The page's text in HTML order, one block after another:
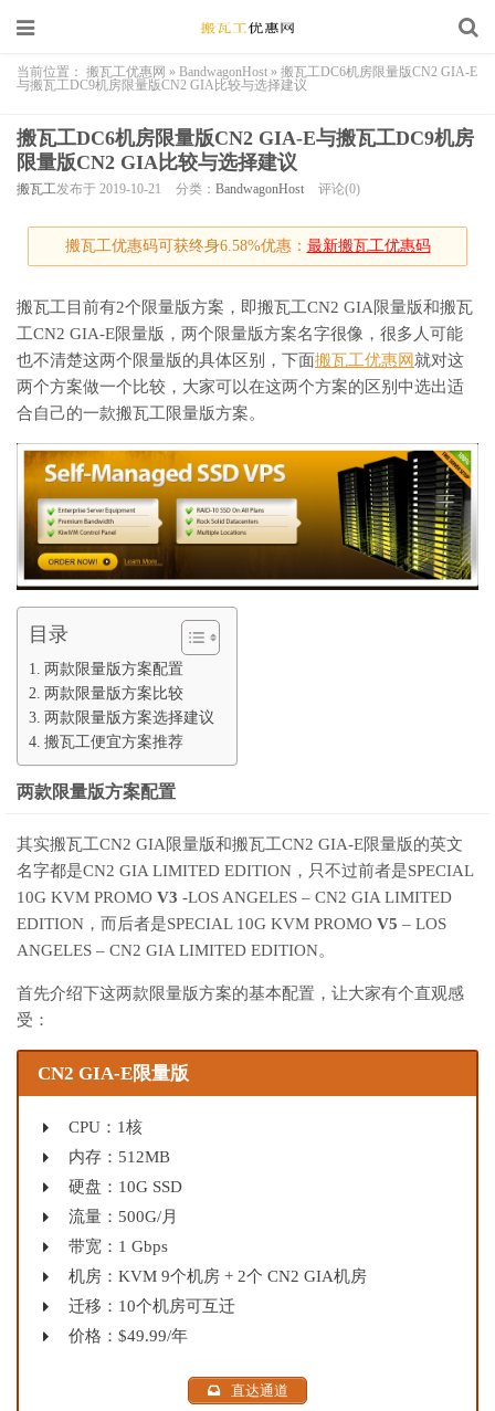
当前位置： 搬瓦工优惠网 » BandwagonHost » 搬瓦工DC6机房限量版CN2 GIA-E
与搬瓦工DC9机房限量版CN2 GIA比较与选择建议
搬瓦工DC6机房限量版CN2 GIA-E与搬瓦工DC9机房
限量版CN2 GIA比较与选择建议
搬瓦工发布于 2019-10-21 分类： BandwagonHost 评论(0)
搬瓦工优惠码可获终身6.58%优惠： 最新搬瓦工优惠码
搬瓦工目前有2个限量版方案，即搬瓦工CN2 GIA限量版和搬瓦
工CN2 GIA-E限量版，两个限量版方案名字很像，很多人可能
也不清楚这两个限量版的具体区别，下面搬瓦工优惠网 就对这
两个方案做一个比较，大家可以在这两个方案的区别中选出适
合自己的一款搬瓦工限量版方案。
目录
两款限量版方案配置
两款限量版方案比较
两款限量版方案选择建议
搬瓦工便宜方案推荐
两款限量版方案配置
其实搬瓦工CN2 GIA限量版和搬瓦工CN2 GIA-E限量版的英文
名字都是CN2 GIA LIMITED EDITION，只不过前者是SPECIAL
10G KVM PROMO V3 -LOS ANGELES – CN2 GIA LIMITED
EDITION，而后者是SPECIAL 10G KVM PROMO V5 – LOS
ANGELES – CN2 GIA LIMITED EDITION。
首先介绍下这两款限量版方案的基本配置，让大家有个直观感
受：
CN2 GIA-E限量版
CPU：1核
内存：512MB
硬盘：10G SSD
流量：500G/月
带宽：1 Gbps
机房：KVM 9个机房 + 2个 CN2 GIA机房
迁移：10个机房可互迁
价格：$49.99/年
直达通道